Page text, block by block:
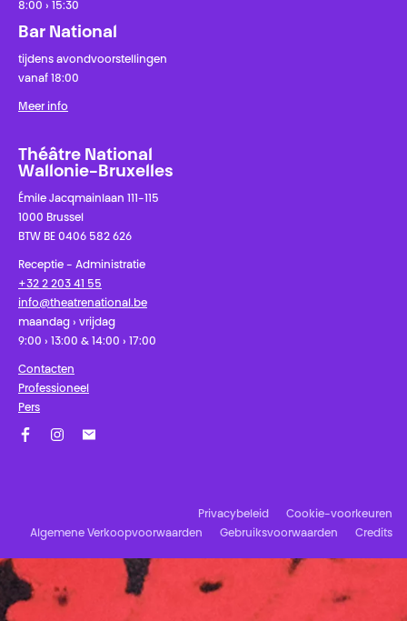
8:00 › 15:30
Bar National
tijdens avondvoorstellingen
vanaf 18:00
Meer info
Théâtre National
Wallonie-Bruxelles
Émile Jacqmainlaan 111-115
1000 Brussel
BTW BE 0406 582 626
Receptie - Administratie
+32 2 203 41 55
info@theatrenational.be
maandag › vrijdag
9:00 › 13:00 & 14:00 › 17:00
Contacten
Professioneel
Pers
Privacybeleid
Cookie-voorkeuren
Algemene Verkoopvoorwaarden
Gebruiksvoorwaarden Credits